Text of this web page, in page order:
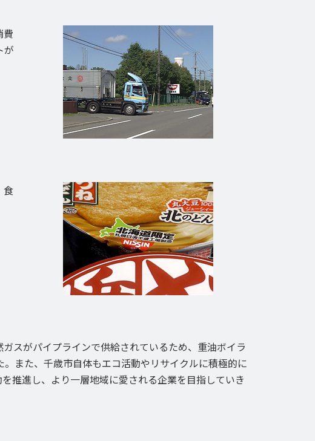
費
が
食
スがパイプラインで供給されているため、重油ボイラ
また、千歳市自体もエコ活動やリサイクルに積極的に
推進し、より一層地域に愛される企業を目指していき